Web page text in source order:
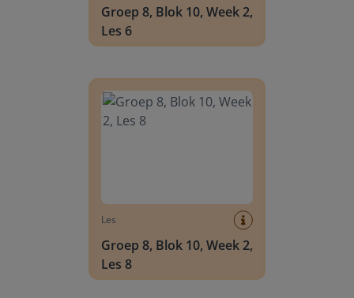
Groep 8, Blok 10, Week 2,
Les 6
Les
Groep 8, Blok 10, Week 2,
Les 8